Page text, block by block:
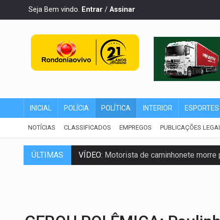
Seja Bem vindo. Entrar / Assinar
INICIAL POLÍCIA POLÍTICA INTERIOR ESPORTES
NOTÍCIAS CLASSIFICADOS EMPREGOS PUBLICAÇÕES
ÚLTIMAS VÍDEO: Motorista de caminhonete
INCLUSÃO:Prefeitura fortalece parceria